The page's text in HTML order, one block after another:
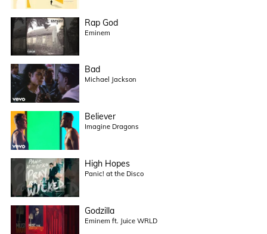
Rap God
Eminem
Bad
Michael Jackson
Believer
Imagine Dragons
High Hopes
Panic! at the Disco
Godzilla
Eminem ft. Juice WRLD